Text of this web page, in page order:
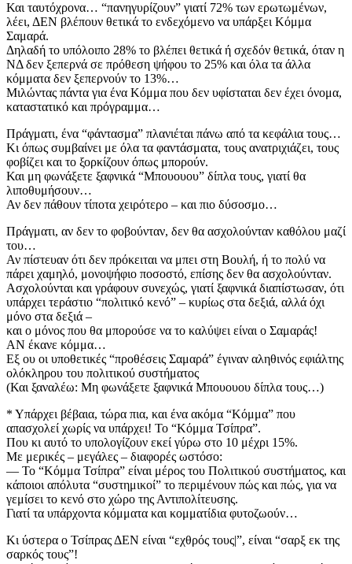
Και ταυτόχρονα… “πανηγυρίζουν” γιατί 72% των ερωτωμένων,
λέει, ΔΕΝ βλέπουν θετικά το ενδεχόμενο να υπάρξει Κόμμα
Σαμαρά.
Δηλαδή το υπόλοιπο 28% το βλέπει θετικά ή σχεδόν θετικά, όταν η
ΝΔ δεν ξεπερνά σε πρόθεση ψήφου το 25% και όλα τα άλλα
κόμματα δεν ξεπερνούν το 13%…
Μιλώντας πάντα για ένα Κόμμα που δεν υφίσταται δεν έχει όνομα,
καταστατικό και πρόγραμμα…
Πράγματι, ένα “φάντασμα” πλανιέται πάνω από τα κεφάλια τους…
Κι όπως συμβαίνει με όλα τα φαντάσματα, τους ανατριχιάζει, τους
φοβίζει και το ξορκίζουν όπως μπορούν.
Και μη φωνάξετε ξαφνικά “Μπουουου” δίπλα τους, γιατί θα
λιποθυμήσουν…
Αν δεν πάθουν τίποτα χειρότερο – και πιο δύσοσμο…
Πράγματι, αν δεν το φοβούνταν, δεν θα ασχολούνταν καθόλου μαζί
του…
Αν πίστευαν ότι δεν πρόκειται να μπει στη Βουλή, ή το πολύ να
πάρει χαμηλό, μονοψήφιο ποσοστό, επίσης δεν θα ασχολούνταν.
Ασχολούνται και γράφουν συνεχώς, γιατί ξαφνικά διαπίστωσαν, ότι
υπάρχει τεράστιο “πολιτικό κενό” – κυρίως στα δεξιά, αλλά όχι
μόνο στα δεξιά –
και ο μόνος που θα μπορούσε να το καλύψει είναι ο Σαμαράς!
ΑΝ έκανε κόμμα…
Εξ ου οι υποθετικές “προθέσεις Σαμαρά” έγιναν αληθινός εφιάλτης
ολόκληρου του πολιτικού συστήματος
(Και ξαναλέω: Μη φωνάξετε ξαφνικά Μπουουου δίπλα τους…)
* Υπάρχει βέβαια, τώρα πια, και ένα ακόμα “Κόμμα” που
απασχολεί χωρίς να υπάρχει! Το “Κόμμα Τσίπρα”.
Που κι αυτό το υπολογίζουν εκεί γύρω στο 10 μέχρι 15%.
Με μερικές – μεγάλες – διαφορές ωστόσο:
— Το “Κόμμα Τσίπρα” είναι μέρος του Πολιτικού συστήματος, και
κάποιοι απόλυτα “συστημικοί” το περιμένουν πώς και πώς, για να
γεμίσει το κενό στο χώρο της Αντιπολίτευσης.
Γιατί τα υπάρχοντα κόμματα και κομματίδια φυτοζωούν…
Κι ύστερα ο Τσίπρας ΔΕΝ είναι “εχθρός τους|”, είναι “σαρξ εκ της
σαρκός τους”!